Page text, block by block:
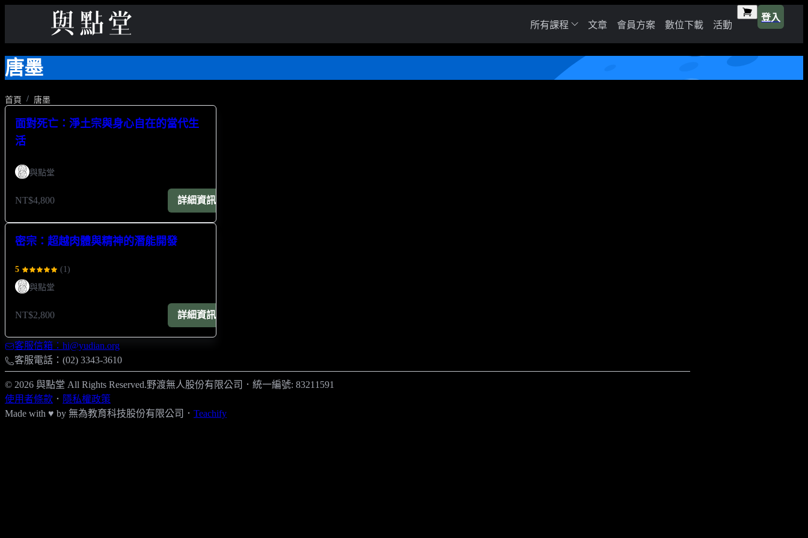
所有課程 文章 會員方案 數位下載 活動
登入
唐墨
首頁 唐墨
面對死亡：淨土宗與身心自在的當代生
活
與點堂
NT$4,800 詳細資訊
密宗：超越肉體與精神的潛能開發
5 (1 )
與點堂
NT$2,800 詳細資訊
客服信箱：hi@yudian.org
客服電話：(02) 3343-3610
© 2026 與點堂 All Rights Reserved.野渡無人股份有限公司 ． 統一編號: 83211591
使用者條款 ． 隱私權政策
Made with ♥ by 無為教育科技股份有限公司． Teachify